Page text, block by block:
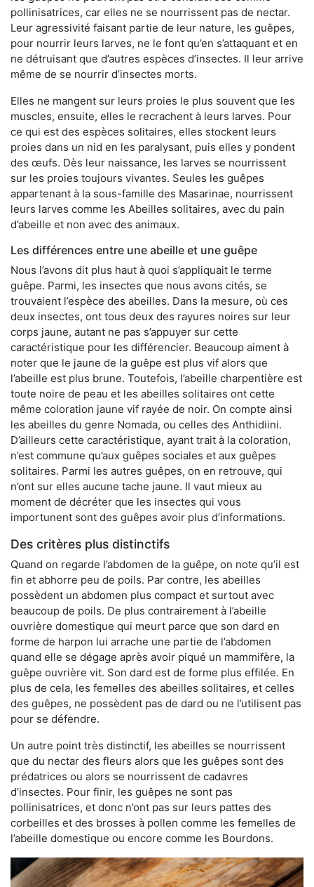
pollinisatrices, car elles ne se nourrissent pas de nectar.
Leur agressivité faisant partie de leur nature, les guêpes,
pour nourrir leurs larves, ne le font qu’en s’attaquant et en
ne détruisant que d’autres espèces d’insectes. Il leur arrive
même de se nourrir d’insectes morts.
Elles ne mangent sur leurs proies le plus souvent que les
muscles, ensuite, elles le recrachent à leurs larves. Pour
ce qui est des espèces solitaires, elles stockent leurs
proies dans un nid en les paralysant, puis elles y pondent
des œufs. Dès leur naissance, les larves se nourrissent
sur les proies toujours vivantes. Seules les guêpes
appartenant à la sous-famille des Masarinae, nourrissent
leurs larves comme les Abeilles solitaires, avec du pain
d’abeille et non avec des animaux.
Les différences entre une abeille et une guêpe
Nous l’avons dit plus haut à quoi s’appliquait le terme
guêpe. Parmi, les insectes que nous avons cités, se
trouvaient l’espèce des abeilles. Dans la mesure, où ces
deux insectes, ont tous deux des rayures noires sur leur
corps jaune, autant ne pas s’appuyer sur cette
caractéristique pour les différencier. Beaucoup aiment à
noter que le jaune de la guêpe est plus vif alors que
l’abeille est plus brune. Toutefois, l’abeille charpentière est
toute noire de peau et les abeilles solitaires ont cette
même coloration jaune vif rayée de noir. On compte ainsi
les abeilles du genre Nomada, ou celles des Anthidiini.
D’ailleurs cette caractéristique, ayant trait à la coloration,
n’est commune qu’aux guêpes sociales et aux guêpes
solitaires. Parmi les autres guêpes, on en retrouve, qui
n’ont sur elles aucune tache jaune. Il vaut mieux au
moment de décréter que les insectes qui vous
importunent sont des guêpes avoir plus d’informations.
Des critères plus distinctifs
Quand on regarde l’abdomen de la guêpe, on note qu’il est
fin et abhorre peu de poils. Par contre, les abeilles
possèdent un abdomen plus compact et surtout avec
beaucoup de poils. De plus contrairement à l’abeille
ouvrière domestique qui meurt parce que son dard en
forme de harpon lui arrache une partie de l’abdomen
quand elle se dégage après avoir piqué un mammifère, la
guêpe ouvrière vit. Son dard est de forme plus effilée. En
plus de cela, les femelles des abeilles solitaires, et celles
des guêpes, ne possèdent pas de dard ou ne l’utilisent pas
pour se défendre.
Un autre point très distinctif, les abeilles se nourrissent
que du nectar des fleurs alors que les guêpes sont des
prédatrices ou alors se nourrissent de cadavres
d’insectes. Pour finir, les guêpes ne sont pas
pollinisatrices, et donc n’ont pas sur leurs pattes des
corbeilles et des brosses à pollen comme les femelles de
l’abeille domestique ou encore comme les Bourdons.